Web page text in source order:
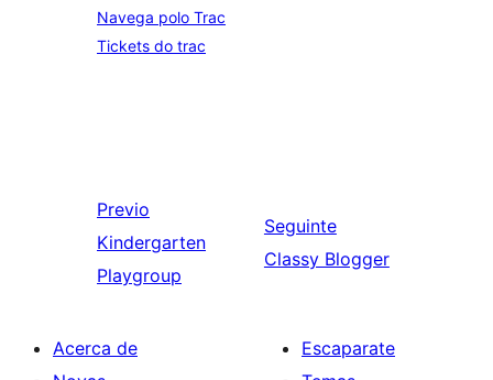
Navega polo Trac
Tickets do trac
Previo
Kindergarten
Playgroup
Seguinte
Classy Blogger
Acerca de
Escaparate